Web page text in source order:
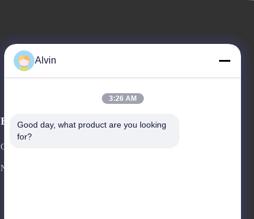
Evenementen
Gevallen
Nieuws
Verzoek om een Citaat
Alvin
3:26 AM
Good day, what product are you looking
for?